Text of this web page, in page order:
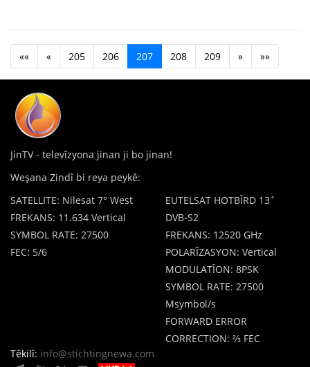
«« « 205 206 207 208 209 » »»
JinTV - televîzyona jinan ji bo jinan!
Weşana Zindî bi reya peykê:
SATELLITE: Nilesat 7° West
FREKANS: 11.634 Vertical
SYMBOL RATE: 27500
FEC: 5/6
EUTELSAT HOTBÎRD 13˚
DVB-S2
FREKANS: 12520 GHz
POLARÎZASYON: Vertical
MODULATÎON: 8PSK
SYMBOL RATE: 27500
Msymbol/s
FORWARD ERROR
CORRECTION: ⅔ FEC
Têkilî: info@stichtingnewa.com